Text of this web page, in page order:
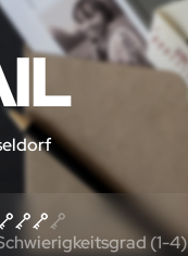
(1-4)